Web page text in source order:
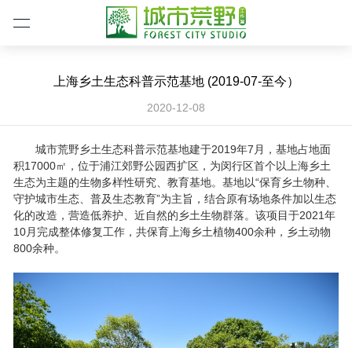
上海乡土生态科普示范基地 (2019-07-至今）
2020-12-08
城市荒野乡土生态科普示范基地建于2019年7 月，基地占地面
积17000㎡，位于浦江郊野公园西扩区，为闵行区首个以上海乡土
生态为主题的生物多样性研究、教育基地。基地以“保育乡土物种、
守护城市生态、普及生态教育”为主旨，结合原有场地条件加以生态
化的改造，营造低养护、近自然的乡土生物群落。该项目于2021年
10月完成整体修复工作，共保育上海乡土植物400余种，乡土动物
800余种。